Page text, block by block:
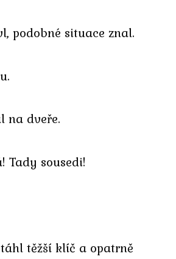
podobné situace znal.
na dveře.
Tady sousedi!
těžší klíč a opatrně